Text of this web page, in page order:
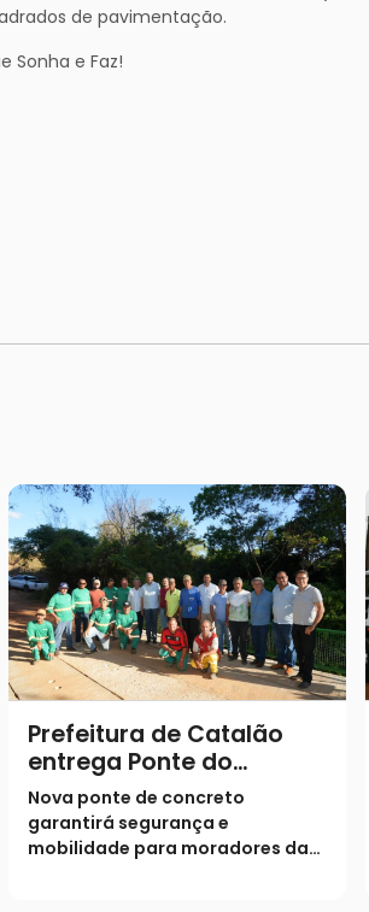
de pavimentação.
Sonha e Faz!
Prefeitura de Catalão
entrega Ponte do
Ribeirão Várzea Grande
Nova ponte de concreto
garantirá segurança e
mobilidade para moradores da